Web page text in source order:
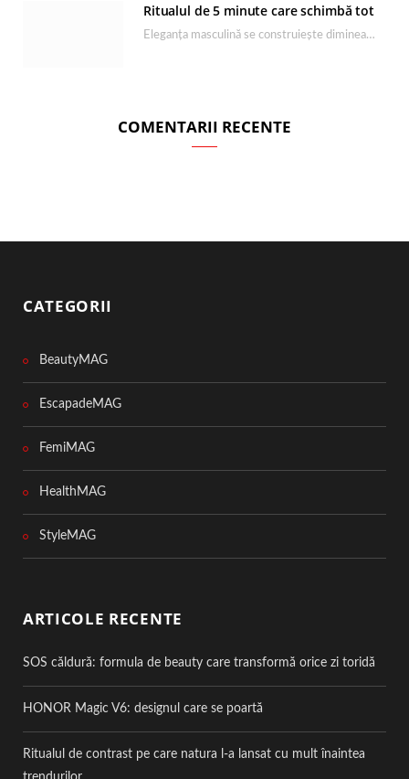
Ritualul de 5 minute care schimbă tot
Eleganța masculină se construiește dimineața, în câteva minute și cu produsele potrivite. O rutină de…
COMENTARII RECENTE
CATEGORII
BeautyMAG
EscapadeMAG
FemiMAG
HealthMAG
StyleMAG
ARTICOLE RECENTE
SOS căldură: formula de beauty care transformă orice zi toridă
HONOR Magic V6: designul care se poartă
Ritualul de contrast pe care natura l-a lansat cu mult înaintea